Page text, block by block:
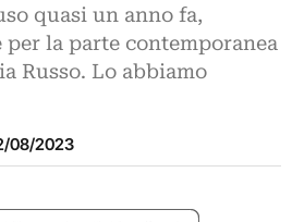
quasi un anno fa,
la parte contemporanea
Russo. Lo abbiamo
08/2023